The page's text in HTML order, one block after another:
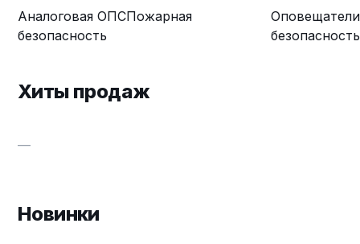
Аналоговая ОПСПожарная
безопасность
Оповещатели
безопасность
Хиты продаж
—
Новинки